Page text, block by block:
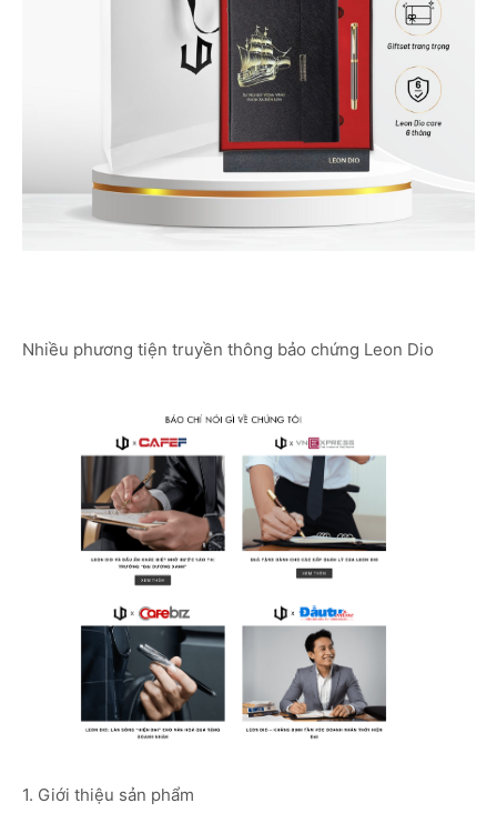
Nhiều phương tiện truyền thông bảo chứng Leon Dio
1. Giới thiệu sản phẩm